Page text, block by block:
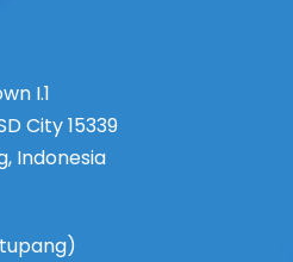
I.1
City 15339
Indonesia